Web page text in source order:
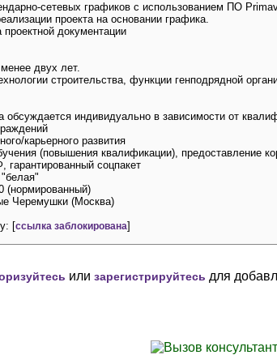
сетевых графиков с использованием ПО
проекта на основании графика.
проектной документации
двух лет.
строительства, функции генподрядной
обсуждается индивидуально в зависимости от
карьерного развития
(повышения квалификации), предоставление
соцпакет
(нормированный)
Черемушки (Москва)
[ссылка заблокирована]
или зарегистрируйтесь для